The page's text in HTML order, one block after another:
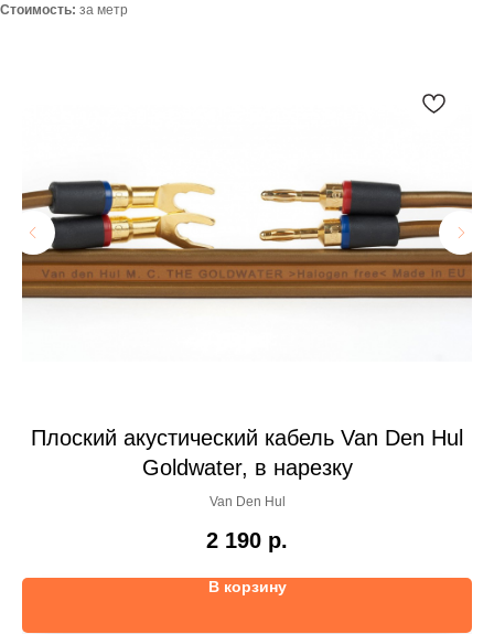
Стоимость: за метр
Плоский акустический кабель Van Den Hul
Goldwater, в нарезку
Van Den Hul
2 190 р.
В корзину